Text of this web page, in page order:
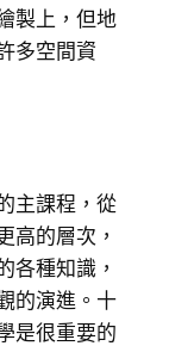
製上，但地
多空間資
主課程，從
高的層次，
各種知識，
的演進。十
是很重要的